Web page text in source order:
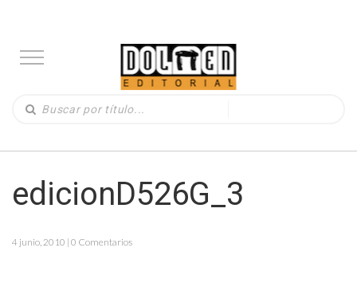
edicionD526G_3
4 junio, 2010 | 0 Comentarios